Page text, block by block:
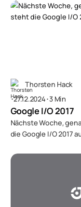
Thorsten Hack
･27.12.2024･3 Min
Google I/O 2017
Nächste Woche,
die Google I/O 2017